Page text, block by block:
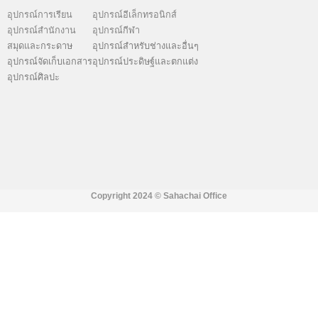
อุปกรณ์การเรียน
อุปกรณ์สำนักงาน
สมุดและกระดาษ
อุปกรณ์จัดเก็บเอกสาร
อุปกรณ์ศิลปะ
อุปกรณ์อีเล็กทรอนิกส์
อุปกรณ์กีฬา
อุปกรณ์สำหรับช่างและอื่นๆ
อุปกรณ์ประดิษฐ์และตกแต่ง
Copyright 2024 © Sahachai Office